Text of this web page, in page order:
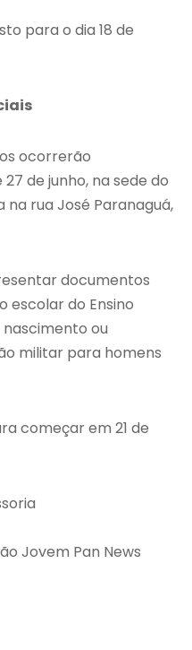
para o dia 18 de
ocorrerão
de junho, na sede do
na rua José Paranaguá,
documentos
escolar do Ensino
nascimento ou
militar para homens
começar em 21 de
Jovem Pan News